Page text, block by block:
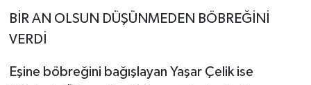
BİR AN OLSUN DÜŞÜNMEDEN BÖBREĞİNİ
VERDİ
Eşine böbreğini bağışlayan Yaşar Çelik ise